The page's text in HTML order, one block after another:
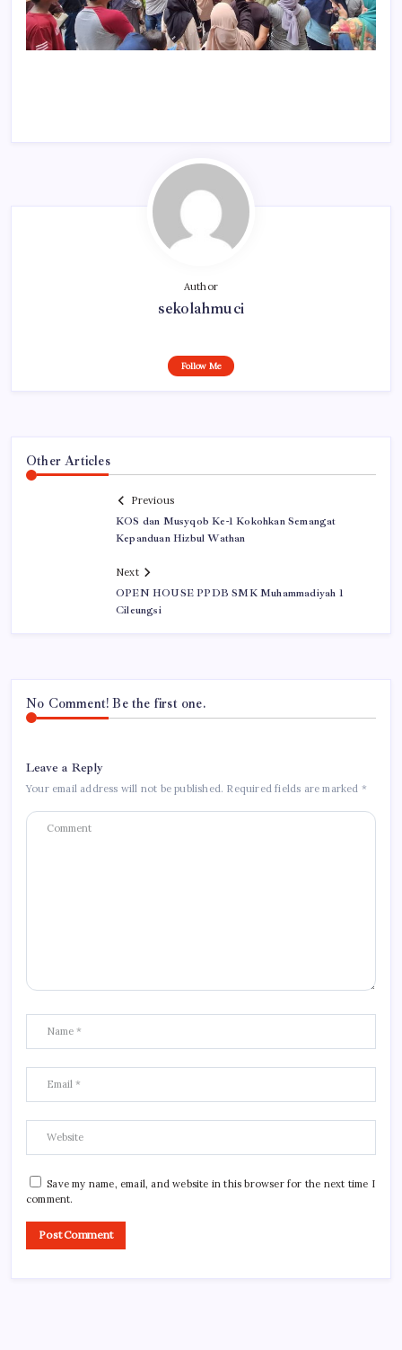
Author
sekolahmuci
Follow Me
Other Articles
Previous
KOS dan Musyqob Ke-1 Kokohkan Semangat
Kepanduan Hizbul Wathan
Next
OPEN HOUSE PPDB SMK Muhammadiyah 1
Cileungsi
No Comment! Be the first one.
Leave a Reply
Your email address will not be published. Required fields are marked *
Save my name, email, and website in this browser for the next time I
comment.